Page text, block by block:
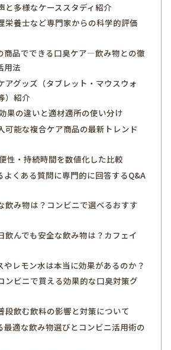
と多様なケーススタディ紹介
栄養士など専門家からの科学的評価
商品でできる口臭ケア―飲み物との徹
用法
アグッズ（タブレット・マウスウォ
）紹介
果の違いと適材適所の使い分け
可能な複合ケア商品の最新トレンド
性・持続時間を数値化した比較
よくある質問に専門的に回答するQ&A
飲み物は？コンビニで選べるおすす
飲んでも安全な飲み物は？カフェイ
やレモン水は本当に効果があるのか？
ンビニで買える効果的な口臭対策グ
段飲む飲料の影響と対策について
最適な飲み物選びとコンビニ活用術の